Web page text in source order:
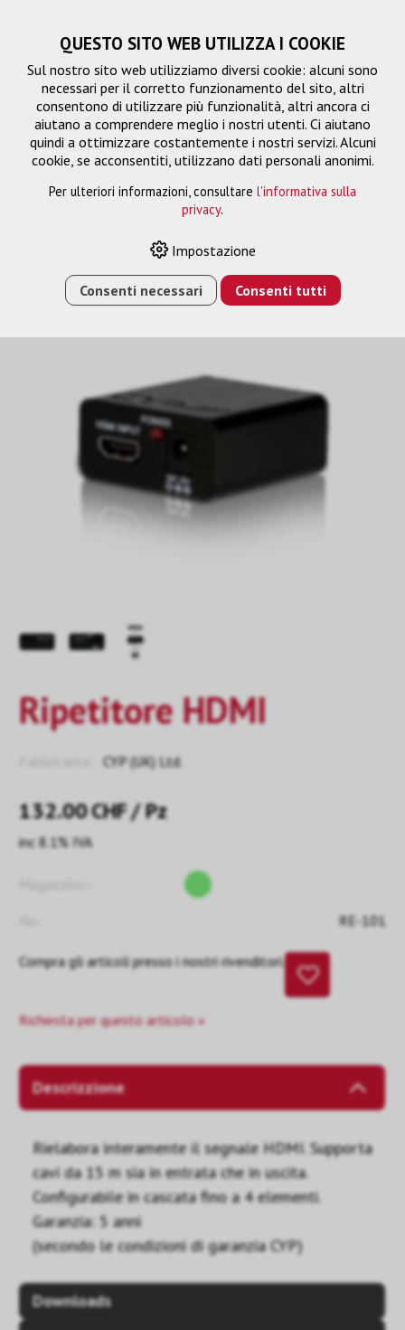
Gestione del segnale
› E-SHOP › GESTIONE DEL SEGNALE
RIPETITORE
Ripetitore HDMI
CYP (UK) Ltd.
132.00CHF/ Pz
inc 8.1% IVA
RE-101
Compra gli articoli presso i nostri rivenditori.
Richiesta per questo articolo »
Descrizzione
Rielabora interamente il segnale HDMI. Supporta
cavi da 15 m sia in entrata che in uscita.
Configurabile in cascata fino a 4 elementi.
Garanzia: 5 anni
(secondo le condizioni di garanzia CYP)
Downloads
QUESTO SITO WEB UTILIZZA I COOKIE
Sul nostro sito web utilizziamo diversi cookie: alcuni sono
necessari per il corretto funzionamento del sito, altri
consentono di utilizzare più funzionalità, altri ancora ci
aiutano a comprendere meglio i nostri utenti. Ci aiutano
quindi a ottimizzare costantemente i nostri servizi. Alcuni
cookie, se acconsentiti, utilizzano dati personali anonimi.
Per ulteriori informazioni, consultare l'informativa sulla
privacy.
Impostazione
Consenti necessari Consenti tutti